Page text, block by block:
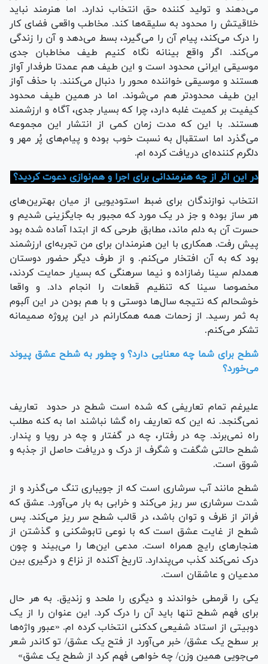
می‌دهند و تولید کننده حق انتخاب ندارد. اما هنرمند نباید
خلاقیتش را محدود به سلیقه‌ها کند. مخاطب واقعی فضای کار
را درک می‌کند، پیام آن را می‌گیرد، بسط می‌دهد و آن را زندگی
می‌کند. اگر واقع بینانه نگاه کنیم طیف مخاطبان جدی
موسیقی ایرانی محدود است و این طیف هم عمدتا طرفدار آواز
هستند و موسیقی خواننده محور را دنبال می‌کنند. با حذف آواز
این طیف محدودتر هم می‌شوند. اما در همین طیف محدود
کیفیت بر کمیت غلبه دارد، چرا که بسیار جدی، آگاه و ارزشمند
هستند. با این که مدت زمان کمی از انتشار این مجموعه
می‌گذرد اما استقبال به نسبت خوب بوده و پیام‌های پُر مهر و
دلگرم کننده‌ای دریافت کرده ام.
در این اثر از چه هنرمندانی برای اجرا و هم‌نوازی دعوت کردید؟
انتخاب نوازندگان برای ضبط استودیویی از میان بهترین‌های
هر ساز بوده و جز در یک مورد که مجبور به جایگزینی شدیم و
حسرت آن به دلم ماند، مطابق طرحی که از ابتدا آماده شده بود
پیش رفت. همکاری با این هنرمندان برای من تجربه‌ای ارزشمند
بود که به آن افتخار می‌کنم. و از طرف دیگر حضور دوستان
همدلم سینا رضازاده و نیما سرهنگی که بسیار حمایت کردند،
مخصوصا سینا که تنظیم قطعات را انجام داد. و واقعا
خوشحالم که نتیجه سال‌ها دوستی و با هم بودن در این آلبوم
به ثمر رسید. از زحمات همه همکارانم در این پروژه صمیمانه
تشکر می‌کنم.
شطح برای شما چه معنایی دارد؟ و چطور به شطح عشق پیوند
می‌خورد؟
علیرغم تمام تعاریفی که شده است شطح در حدود تعاریف
نمی‌گنجد. نه این که تعاریف راه گشا نباشند اما به کنه مطلب
راه نمی‌برند. چه در رفتار، چه در گفتار و چه در رویا و پندار.
شطح حالتی شگفت و شگرف از درک و دریافت حاصل از جذبه و
شوق است.
شطح مانند آب سرشاری است که از جویباری تنگ می‌گذرد و از
شدت سرشاری سر ریز می‌کند و خرابی به بار می‌آورد. عشق که
فراتر از ظرف و توان باشد، در قالب شطح سر ریز می‌کند. پس
شطح از غایت عشق است که با نوعی تابوشکنی و گذشتن از
هنجارهای رایج همراه است. مدعی این‌ها را می‌بیند و چون
درک نمی‌کند کذب می‌پندارد. تاریخ آکنده از نزاع و درگیری بین
مدعیان و عاشقان است.
یکی را قرمطی خواندند و دیگری را ملحد و زندیق. به هر حال
برای فهم شطح تنها باید آن را درک کرد. این عنوان را از یک
دوبیتی از استاد شفیعی کدکنی انتخاب کرده ام. «عبور واژه‌ها
بر سطح یک عشق/ خبر می‌آورد از فتح یک عشق/ تو کاندر شعر
می‌جویی همین وزن/ چه خواهی فهم کرد از شطح یک عشق»